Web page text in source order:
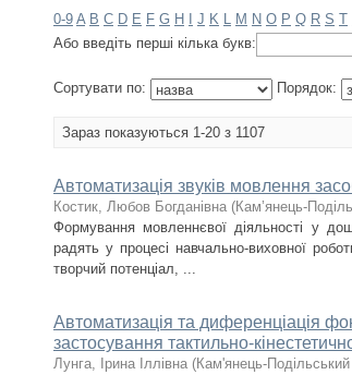
0-9 A B C D E F G H J K L M N O P Q R S T
Або введіть перші кілька букв:
Сортувати по: Порядок:
Зараз показуються 1-20 з 1107
Автоматизація звуків мовлення
Костик, Любов Богданівна (Кам’янець-
Формування мовленнєвої діяльності у
радять у процесі навчально-виховної
творчий потенціал, ...
Автоматизація та диференціація
застосування тактильно-
Лунга, Ірина Іллівна (Кам'янець-Подільський